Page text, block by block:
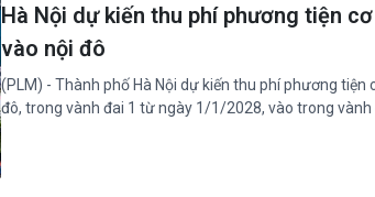
Hà Nội dự kiến thu phí phương tiện
vào nội đô
(PLM) - Thành phố Hà Nội dự kiến thu phí phương tiện
đô, trong vành đai 1 từ ngày 1/1/2028, vào trong